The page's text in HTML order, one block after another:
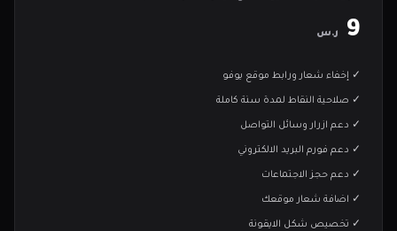
9 ر.س
✓ إخفاء شعار ورابط موقع يوفو
✓ صلاحية النقاط لمدة سنة كاملة
✓ دعم ازرار وسائل التواصل
✓ دعم فورم البريد الالكتروني
✓ دعم حجز الاجتماعات
✓ اضافة شعار موقعك
✓ تخصيص شكل الايقونة